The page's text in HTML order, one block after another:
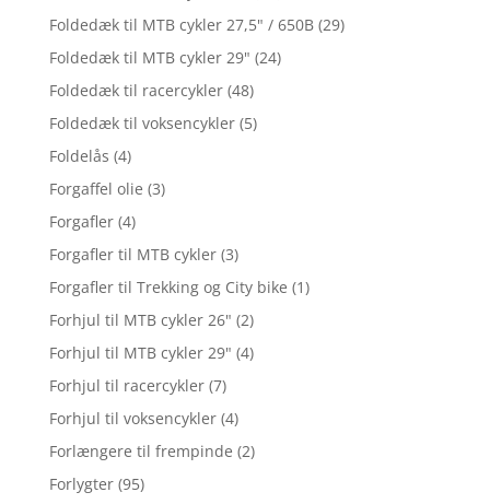
Foldedæk til MTB cykler 27,5" / 650B (29)
Foldedæk til MTB cykler 29" (24)
Foldedæk til racercykler (48)
Foldedæk til voksencykler (5)
Foldelås (4)
Forgaffel olie (3)
Forgafler (4)
Forgafler til MTB cykler (3)
Forgafler til Trekking og City bike (1)
Forhjul til MTB cykler 26" (2)
Forhjul til MTB cykler 29" (4)
Forhjul til racercykler (7)
Forhjul til voksencykler (4)
Forlængere til frempinde (2)
Forlygter (95)